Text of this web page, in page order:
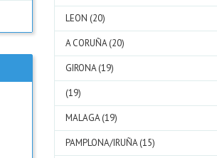
LEON (20)
A CORUÑA (20)
GIRONA (19)
(19)
MALAGA (19)
PAMPLONA/IRUÑA (15)